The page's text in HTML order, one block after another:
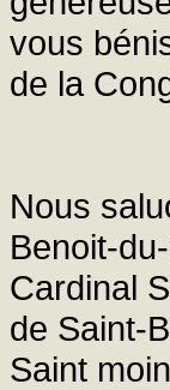
vous
de la
Nous
Benoit-
Cardinal
de Saint-
Saint